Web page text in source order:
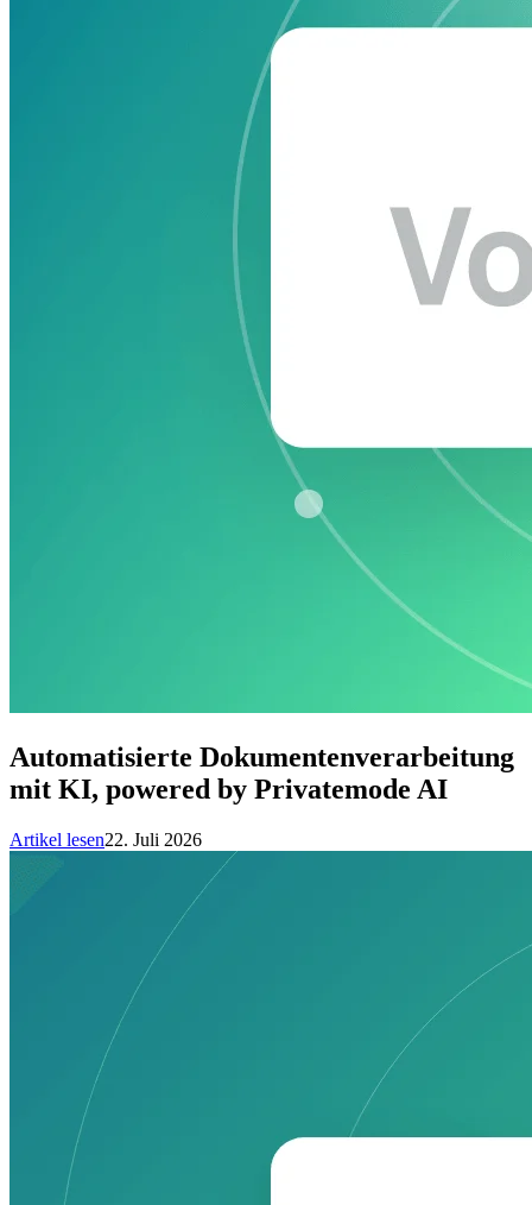
Automatisierte Dokumentenverarbeitung
mit KI, powered by Privatemode AI
Artikel lesen22. Juli 2026